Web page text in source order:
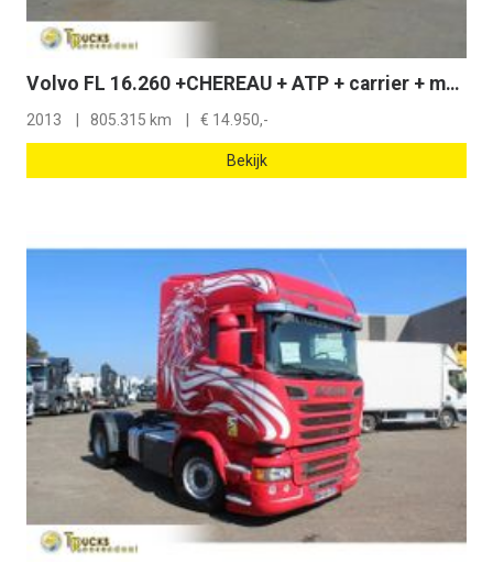
Volvo FL 16.260 +CHEREAU + ATP + carrier + manual
2013 805.315 km € 14.950,-
Bekijk